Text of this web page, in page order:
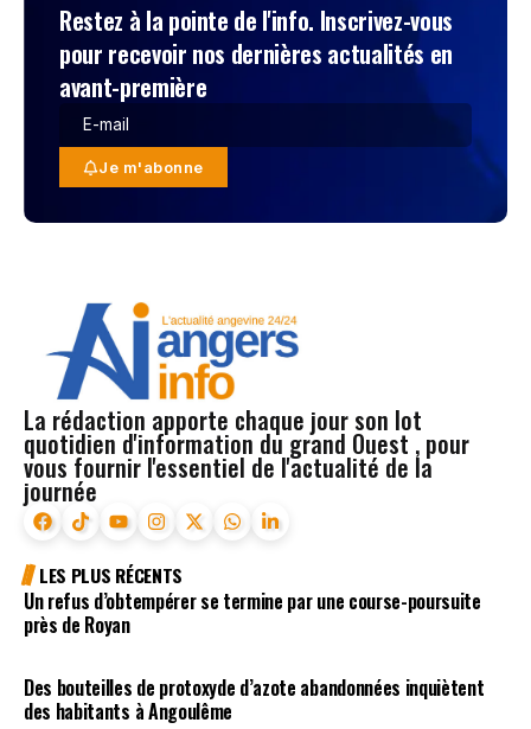
Restez à la pointe de l'info. Inscrivez-vous
pour recevoir nos dernières actualités en
avant-première
Je m'abonne
La rédaction apporte chaque jour son lot
quotidien d'information du grand Ouest , pour
vous fournir l'essentiel de l'actualité de la
journée
LES PLUS RÉCENTS
Un refus d’obtempérer se termine par une course-poursuite
près de Royan
Des bouteilles de protoxyde d’azote abandonnées inquiètent
des habitants à Angoulême